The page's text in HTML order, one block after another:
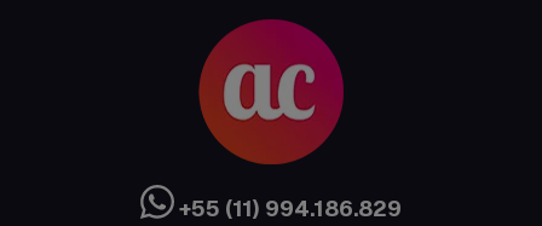
Ciência sem Fronteiras
Cultura Austrália+55 (11) 994.186.829